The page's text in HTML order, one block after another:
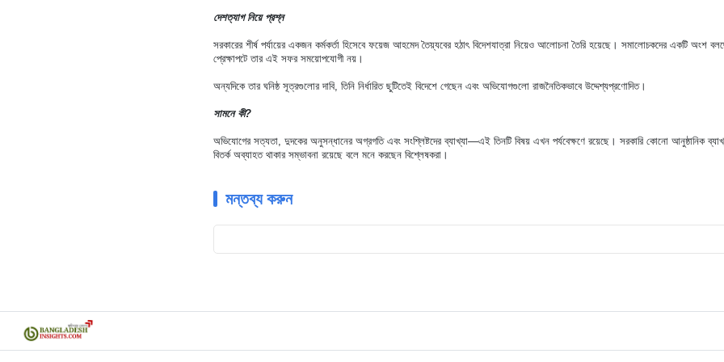
দেশত্যাগ নিয়ে প্রশ্ন
সরকারের শীর্ষ পর্যায়ের একজন কর্মকর্তা হিসেবে ফয়েজ আহমেদ তৈয়্যবের হঠাৎ বিদেশযাত্রা নিয়েও আলোচনা তৈরি হয়েছে। সমালোচকদের একটি অংশ
প্রেক্ষাপটে তার এই সফর সময়োপযোগী নয়।
অন্যদিকে তার ঘনিষ্ঠ সূত্রগুলোর দাবি, তিনি নির্ধারিত ছুটিতেই বিদেশে গেছেন এবং অভিযোগগুলো রাজনৈতিকভাবে উদ্দেশ্যপ্রণোদিত।
সামনে কী?
অভিযোগের সত্যতা, দুদকের অনুসন্ধানের অগ্রগতি এবং সংশ্লিষ্টদের ব্যাখ্যা—এই তিনটি বিষয় এখন পর্যবেক্ষণে রয়েছে। সরকারি কোনো আনুষ্ঠানিক
বিতর্ক অব্যাহত থাকার সম্ভাবনা রয়েছে বলে মনে করছেন বিশ্লেষকরা।
মন্তব্য করুন